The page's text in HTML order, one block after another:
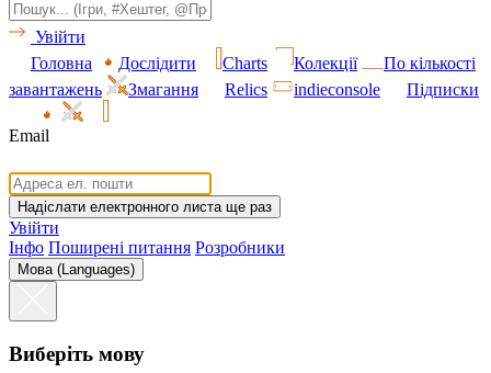
Увійти
Головна
Дослідити Charts Колекції
По кількості
завантажень
Змагання Relics indieconsole Підписки
Email
Увійти
Інфо Поширені питання Розробники
Мова (Languages)
Виберіть мову